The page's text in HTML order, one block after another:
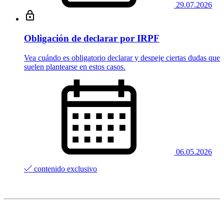
29.07.2026
Obligación de declarar por IRPF
Vea cuándo es obligatorio declarar y despeje ciertas dudas que
suelen plantearse en estos casos.
06.05.2026
contenido exclusivo